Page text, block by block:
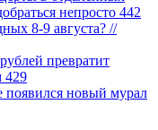
непросто 442
8-9 августа? //
превратит
429
появился новый мурал